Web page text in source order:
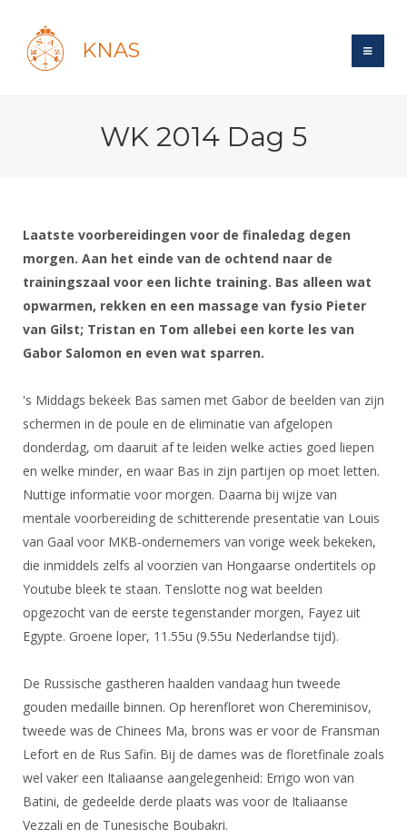
KNAS
Forums
Maandelijks archief
Website
Gebruiksvoorwaarden
Handleiding
Historie
Lidmaatschap
Tarieven
Reglementen
Ledencijfers
Organisatie
Bestuur
Commissies
Ereleden
Vacatures
Bondsbureau
Medewerkers
Samenwerking
Alle Verenigingen
Introductie
Recreatiesport
Veteranen
Lichtzwaardschermen
Wedstrijdsport
Ranglijsten
Inschrijven
Reglementen
Schermpaspoort
Rolstoelschermen
Wedstrijdkalender
KNAS Keurmerk
NK's
JEC
Veteranenwedstrijden
Wat is topsport
Nieuws
NK's
DBT
FBT
SBT
Talentontwikkeling
Atletencommissie
Internationale Titeltoernooien
Internationale aanmeldingen
Informatie
Voor de jeugd
Spreekbeurtpakket
Jeugdkampen
Brassardsysteem
Voor coaches en leraren
Nieuws
Nationale opleidingen
Internationale opleidingen
Opleidingen
Leraar
Voor scheidsrechters
Nieuws
Scheidsrechterslijst
Scheidsrechter Documentatie
Opleidingen
Forums
Forums
Zoek Vereniging
NK organiseren
WK 2014 Dag 5
Laatste voorbereidingen voor de finaledag degen
morgen. Aan het einde van de ochtend naar de
trainingszaal voor een lichte training. Bas alleen wat
opwarmen, rekken en een massage van fysio Pieter
van Gilst; Tristan en Tom allebei een korte les van
Gabor Salomon en even wat sparren.
's Middags bekeek Bas samen met Gabor de beelden van zijn
schermen in de poule en de eliminatie van afgelopen
donderdag, om daaruit af te leiden welke acties goed liepen
en welke minder, en waar Bas in zijn partijen op moet letten.
Nuttige informatie voor morgen. Daarna bij wijze van
mentale voorbereiding de schitterende presentatie van Louis
van Gaal voor MKB-ondernemers van vorige week bekeken,
die inmiddels zelfs al voorzien van Hongaarse ondertitels op
Youtube bleek te staan. Tenslotte nog wat beelden
opgezocht van de eerste tegenstander morgen, Fayez uit
Egypte. Groene loper, 11.55u (9.55u Nederlandse tijd).
De Russische gastheren haalden vandaag hun tweede
gouden medaille binnen. Op herenfloret won Chereminisov,
tweede was de Chinees Ma, brons was er voor de Fransman
Lefort en de Rus Safin. Bij de dames was de floretfinale zoals
wel vaker een Italiaanse aangelegenheid: Errigo won van
Batini, de gedeelde derde plaats was voor de Italiaanse
Vezzali en de Tunesische Boubakri.